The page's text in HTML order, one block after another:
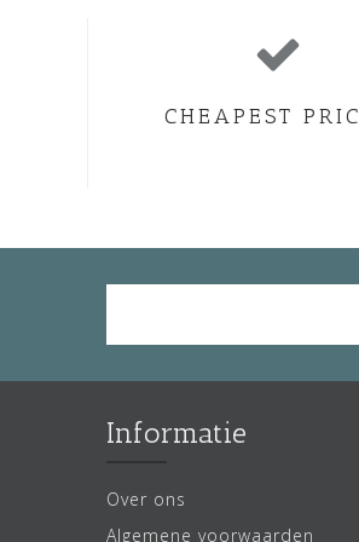
CHEAPEST
Informatie
Over ons
Algemene voorwaarden